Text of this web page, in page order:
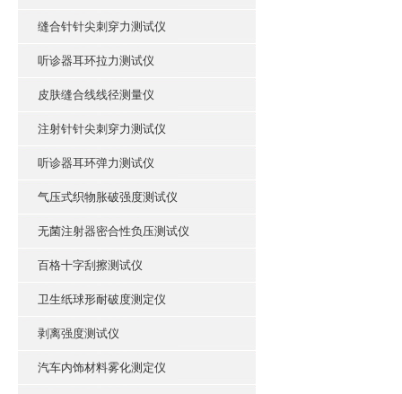
缝合针针尖刺穿力测试仪
听诊器耳环拉力测试仪
皮肤缝合线线径测量仪
注射针针尖刺穿力测试仪
听诊器耳环弹力测试仪
气压式织物胀破强度测试仪
无菌注射器密合性负压测试仪
百格十字刮擦测试仪
卫生纸球形耐破度测定仪
剥离强度测试仪
汽车内饰材料雾化测定仪